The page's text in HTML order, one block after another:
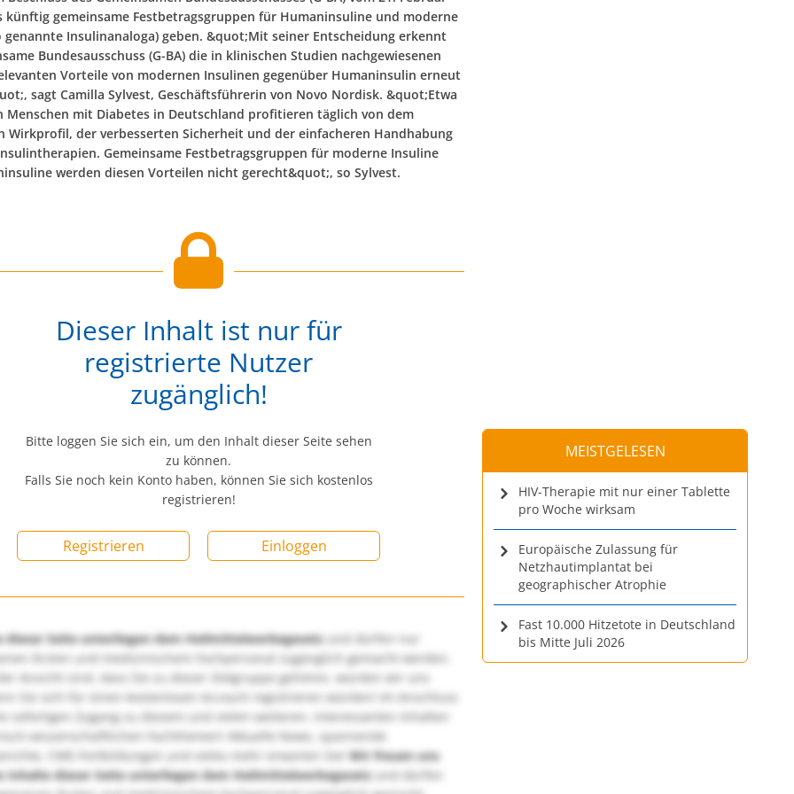
künftig gemeinsame Festbetragsgruppen für Humaninsuline und moderne
genannte Insulinanaloga) geben. &quot;Mit seiner Entscheidung erkennt
Bundesausschuss (G-BA) die in klinischen Studien nachgewiesenen
Vorteile von modernen Insulinen gegenüber Humaninsulin erneut
sagt Camilla Sylvest, Geschäftsführerin von Novo Nordisk. &quot;Etwa
Menschen mit Diabetes in Deutschland profitieren täglich von dem
Wirkprofil, der verbesserten Sicherheit und der einfacheren Handhabung
Gemeinsame Festbetragsgruppen für moderne Insuline
werden diesen Vorteilen nicht gerecht&quot;, so Sylvest.
Dieser Inhalt ist nur für
registrierte Nutzer
zugänglich!
Bitte loggen Sie sich ein, um den Inhalt dieser Seite sehen
zu können.
Falls Sie noch kein Konto haben, können Sie sich kostenlos
registrieren!
Registrieren Einloggen
dieser Seite unterliegen dem Heilmittelwerbegesetzund dürfen nur
Ärzten und medizinischem Fachpersonal zugänglich gemacht werden.
Ansicht sind, dass Sie zu dieser Zielgruppe gehören, würden wir uns
Sie sich für einen kostenlosen Account registrieren würden! Im Anschluss
sofortigen Zugang zu diesem und vielen weiteren, interessanten Inhalten
wissenschaftlichen Fachthemen! Aktuelle News, spannende
CME-Fortbildungen und vieles mehr erwarten Sie!Wir freuen uns
Inhalte dieser Seite unterliegen dem Heilmittelwerbegesetzund dürfen
MEISTGELESEN
HIV-Therapie mit nur einer Tablette
pro Woche wirksam
Europäische Zulassung für
Netzhautimplantat bei
geographischer Atrophie
Fast 10.000 Hitzetote in Deutschland
bis Mitte Juli 2026